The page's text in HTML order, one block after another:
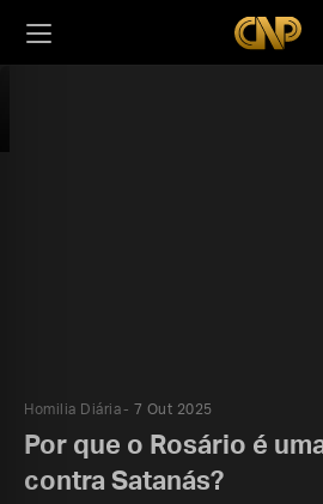
Homilia Diária 7 Out 2025
Por que o Rosário é
contra Satanás?